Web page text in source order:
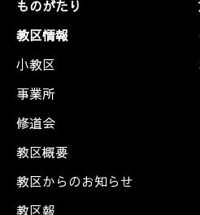
ものがたり
教区情報
小教区
事業所
修道会
教区概要
教区からのお知らせ
教区報